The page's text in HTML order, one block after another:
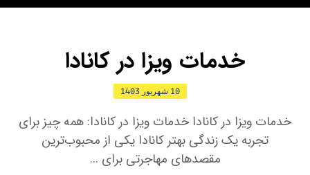
خدمات ویزا در کانادا
10 شهریور 1403
خدمات ویزا در کانادا خدمات ویزا در کانادا: همه چیز برای
تجربه یک زندگی بهتر کانادا یکی از محبوب‌ترین
مقصدهای مهاجرتی برای ...